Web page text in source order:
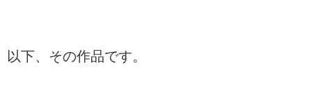
以下、その作品です。